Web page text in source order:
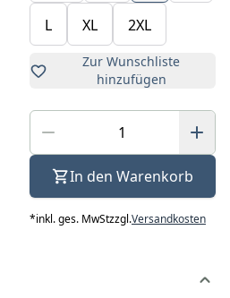
L XL 2XL
Zur Wunschliste
hinzufügen
In den Warenkorb
*inkl. ges. MwStzzgl.Versandkosten